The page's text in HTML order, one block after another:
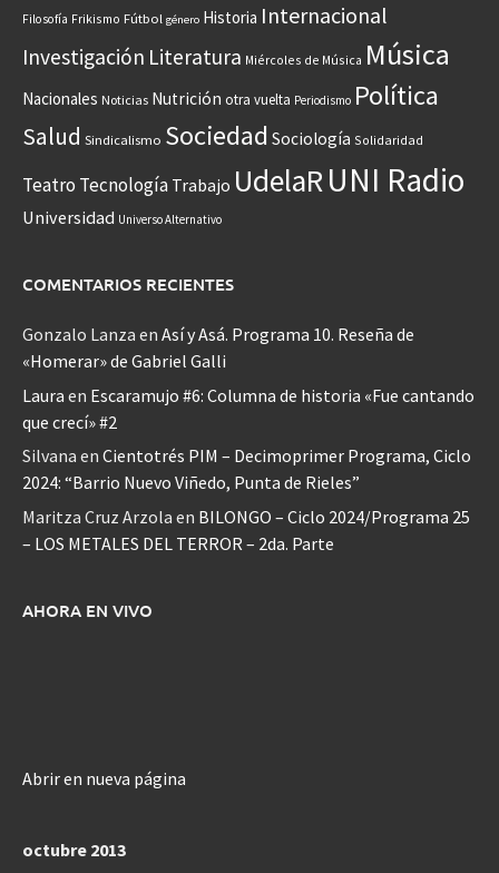
Filosofía Frikismo Fútbol género Historia Internacional
Investigación Literatura Miércoles de Música Música
Nacionales Noticias Nutrición otra vuelta Periodismo Política
Salud Sindicalismo Sociedad Sociología Solidaridad
Teatro Tecnología Trabajo UdelaRUNI Radio
Universidad Universo Alternativo
COMENTARIOS RECIENTES
Gonzalo Lanza en Así y Asá. Programa 10. Reseña de
«Homerar» de Gabriel Galli
Laura en Escaramujo #6: Columna de historia «Fue cantando
que crecí» #2
Silvana en Cientotrés PIM – Decimoprimer Programa, Ciclo
2024: “Barrio Nuevo Viñedo, Punta de Rieles”
Maritza Cruz Arzola en BILONGO – Ciclo 2024/Programa 25
– LOS METALES DEL TERROR – 2da. Parte
AHORA EN VIVO
Abrir en nueva página
octubre 2013